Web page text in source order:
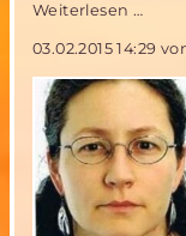
Weiterlesen …
im
2015-
noch
zwei
zu
03.02.2015 14:29